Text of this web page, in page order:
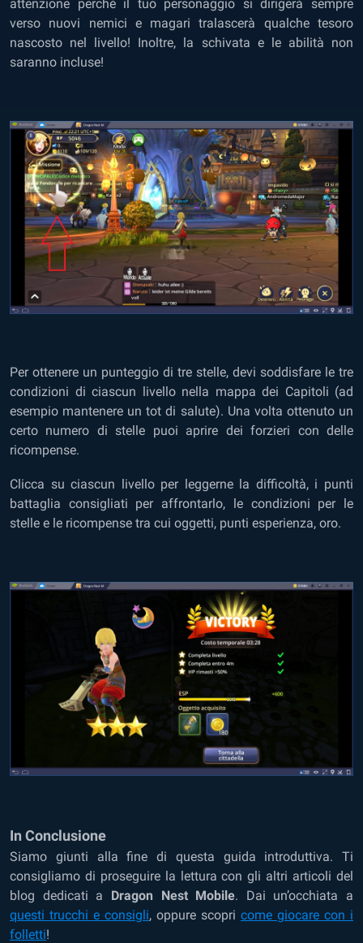
attenzione perché il tuo personaggio si dirigerà sempre
verso nuovi nemici e magari tralascerà qualche tesoro
nascosto nel livello! Inoltre, la schivata e le abilità non
saranno incluse!
Per ottenere un punteggio di tre stelle, devi soddisfare le tre
condizioni di ciascun livello nella mappa dei Capitoli (ad
esempio mantenere un tot di salute). Una volta ottenuto un
certo numero di stelle puoi aprire dei forzieri con delle
ricompense.
Clicca su ciascun livello per leggerne la difficoltà, i punti
battaglia consigliati per affrontarlo, le condizioni per le
stelle e le ricompense tra cui oggetti, punti esperienza, oro.
In Conclusione
Siamo giunti alla fine di questa guida introduttiva. Ti
consigliamo di proseguire la lettura con gli altri articoli del
blog dedicati a Dragon Nest Mobile. Dai un’occhiata a
questi trucchi e consigli, oppure scopri come giocare con i
folletti!